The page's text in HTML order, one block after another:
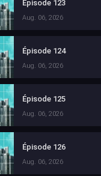
Épisode 123
Aug. 06, 2026
Épisode 124
Aug. 06, 2026
Épisode 125
Aug. 06, 2026
Épisode 126
Aug. 06, 2026